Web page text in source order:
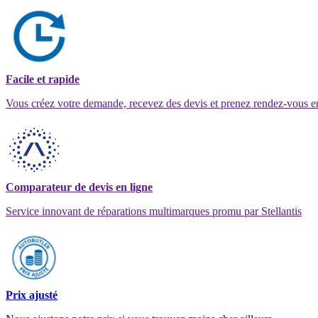
Facile et rapide
Vous créez votre demande, recevez des devis et prenez rendez-vous
Comparateur de devis en ligne
Service innovant de réparations multimarques promu par Stellantis
Prix ajusté